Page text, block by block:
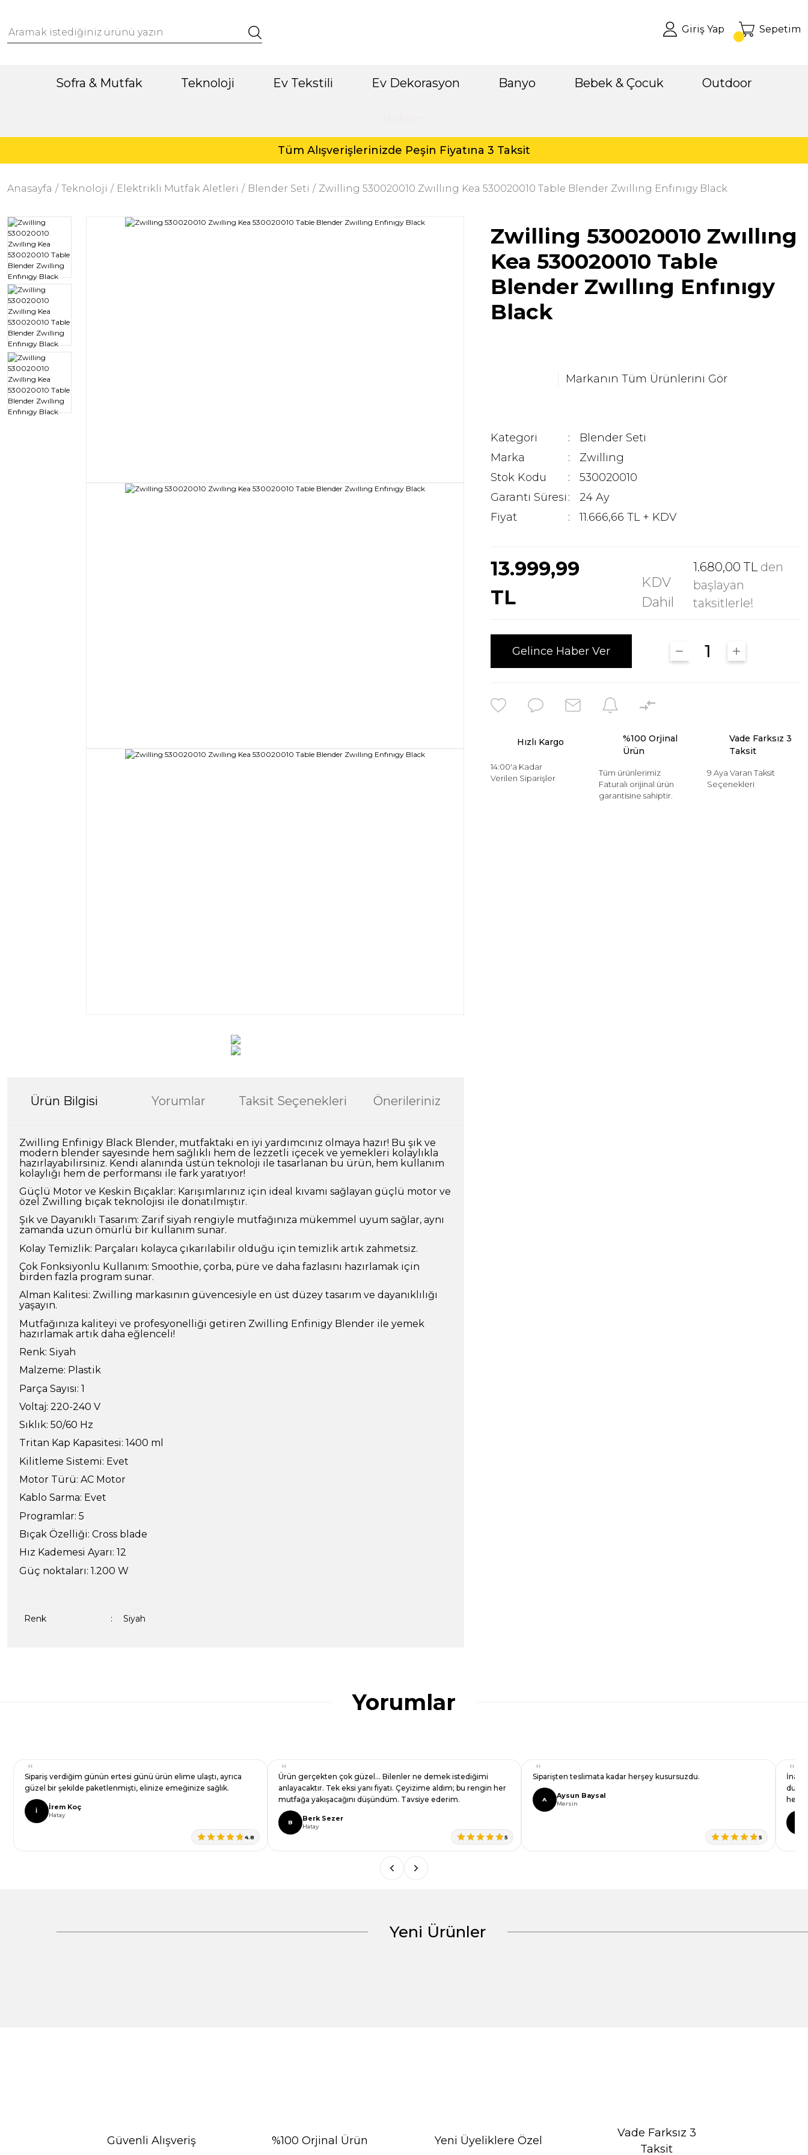
Giriş Yap Sepetim
Sofra & Mutfak Teknoloji Ev Tekstili Ev Dekorasyon Banyo Bebek & Çocuk Outdoor
Tüm Alışverişlerinizde Peşin Fiyatına 3 Taksit
Anasayfa Teknoloji Elektrikli Mutfak Aletleri Blender Seti Zwilling 530020010 Zwıllıng Kea 530020010 Table Blender Zwıllıng Enfınıgy Black
Ürün Bilgisi Yorumlar Taksit Seçenekleri Önerileriniz
Zwilling Enfinigy Black Blender, mutfaktaki en iyi yardımcınız olmaya hazır! Bu şık ve
modern blender sayesinde hem sağlıklı hem de lezzetli içecek ve yemekleri kolaylıkla
hazırlayabilirsiniz. Kendi alanında üstün teknoloji ile tasarlanan bu ürün, hem kullanım
kolaylığı hem de performansı ile fark yaratıyor!
Güçlü Motor ve Keskin Bıçaklar: Karışımlarınız için ideal kıvamı sağlayan güçlü motor ve
özel Zwilling bıçak teknolojisi ile donatılmıştır.
Şık ve Dayanıklı Tasarım: Zarif siyah rengiyle mutfağınıza mükemmel uyum sağlar, aynı
zamanda uzun ömürlü bir kullanım sunar.
Kolay Temizlik: Parçaları kolayca çıkarılabilir olduğu için temizlik artık zahmetsiz.
Çok Fonksiyonlu Kullanım: Smoothie, çorba, püre ve daha fazlasını hazırlamak için
birden fazla program sunar.
Alman Kalitesi: Zwilling markasının güvencesiyle en üst düzey tasarım ve dayanıklılığı
yaşayın.
Mutfağınıza kaliteyi ve profesyonelliği getiren Zwilling Enfinigy Blender ile yemek
hazırlamak artık daha eğlenceli!
Renk: Siyah
Malzeme: Plastik
Parça Sayısı: 1
Voltaj: 220-240 V
Sıklık: 50/60 Hz
Tritan Kap Kapasitesi: 1400 ml
Kilitleme Sistemi: Evet
Motor Türü: AC Motor
Kablo Sarma: Evet
Programlar: 5
Bıçak Özelliği: Cross blade
Hız Kademesi Ayarı: 12
Güç noktaları: 1.200 W
Renk : Siyah
Bu ürüne benzer farklı alternatifler olmalı.
Zwilling 530020010 Zwıllıng
Kea 530020010 Table
Blender Zwıllıng Enfınıgy
Black
Markanın Tüm Ürünlerini Gör
Kategori
Blender Seti
Marka
Zwilling
Stok Kodu
530020010
Garanti Süresi
24 Ay
Fiyat
11.666,66 TL + KDV
13.999,99
TL
KDV
Dahil
1.680,00 TLden
başlayan
taksitlerle!
Gelince Haber Ver
Hızlı Kargo
14:00'a Kadar
Verilen Siparişler
%100 Orjinal
Ürün
Tüm ürünlerimiz
Faturalı orijinal ürün
garantisine sahiptir.
Vade Farksız 3
Taksit
9 Aya Varan Taksit
Seçenekleri
Yorumlar
Sipariş verdiğim günün ertesi günü ürün elime ulaştı, ayrıca
güzel bir şekilde paketlenmişti, elinize emeğinize sağlık.
İ İrem Koç
Hatay
4.8
Ürün gerçekten çok güzel… Bilenler ne demek istediğimi
anlayacaktır. Tek eksi yanı fiyatı. Çeyizime aldım; bu rengin her
mutfağa yakışacağını düşündüm. Tavsiye ederim.
B Berk Sezer
Hatay
5
Siparişten teslimata kadar herşey kusursuzdu.
A Aysun Baysal
Mersin
5
Yeni Ürünler
Güvenli Alışveriş %100 Orjinal Ürün Yeni Üyeliklere Özel
Vade Farksız 3
Taksit